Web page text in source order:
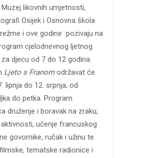
Muzej likovnih umjetnosti,
Osijek i Osnovna škola
i ove godine pozivaju na
cjelodnevnog ljetnog
djecu od 7 do 12 godina.
Ljeto s Franomodržavat će
lipnja do 12. srpnja, od
do petka. Program
druženje i boravak na zraku,
učenje francuskog
govornike, ručak i užinu te
tematske radionice i